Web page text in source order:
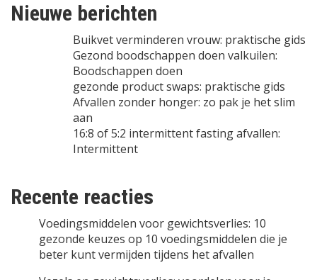
Nieuwe berichten
Buikvet verminderen vrouw: praktische gids
Gezond boodschappen doen valkuilen:
Boodschappen doen
gezonde product swaps: praktische gids
Afvallen zonder honger: zo pak je het slim
aan
16:8 of 5:2 intermittent fasting afvallen:
Intermittent
Recente reacties
Voedingsmiddelen voor gewichtsverlies: 10
gezonde keuzes op 10 voedingsmiddelen die je
beter kunt vermijden tijdens het afvallen